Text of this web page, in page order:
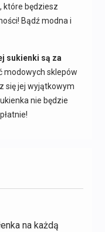
które będziesz
Bądź modna i
sukienki są za
modowych sklepów
się jej wyjątkowym
nie będzie
na każdą